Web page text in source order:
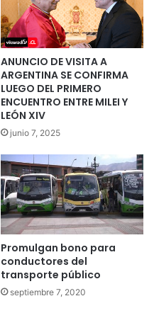
ANUNCIO DE VISITA A
ARGENTINA SE CONFIRMA
LUEGO DEL PRIMERO
ENCUENTRO ENTRE MILEI Y
LEÓN XIV
junio 7, 2025
Promulgan bono para
conductores del
transporte público
septiembre 7, 2020